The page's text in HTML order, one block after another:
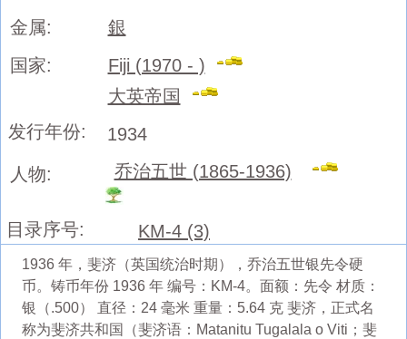
金属:
銀
国家:
Fiji (1970 - )
大英帝国
发行年份:
1934
人物:
乔治五世 (1865-1936)
目录序号: KM-4 (3)
1936 年，斐济（英国统治时期），乔治五世银先令硬
币。铸币年份 1936 年 编号：KM-4。面额：先令 材质：
银（.500） 直径：24 毫米 重量：5.64 克 斐济，正式名
称为斐济共和国（斐济语：Matanitu Tugalala o Viti；斐